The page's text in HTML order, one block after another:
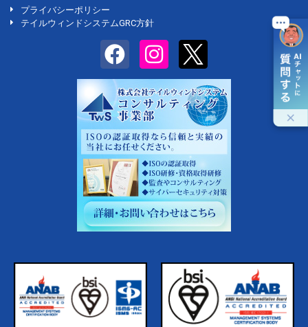
プライバシーポリシー
テイルウィンドシステムGRC方針